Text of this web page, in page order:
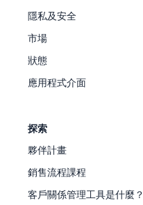
隱私及安全
市場
狀態
應用程式介面
探索
夥伴計畫
銷售流程課程
客戶關係管理工具是什麼？